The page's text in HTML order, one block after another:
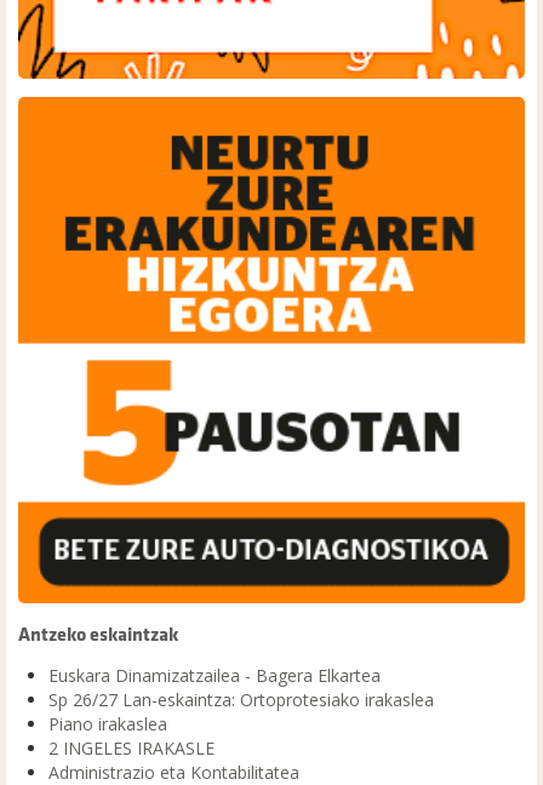
Antzeko eskaintzak
Euskara Dinamizatzailea - Bagera Elkartea
Sp 26/27 Lan-eskaintza: Ortoprotesiako irakaslea
Piano irakaslea
2 INGELES IRAKASLE
Administrazio eta Kontabilitatea